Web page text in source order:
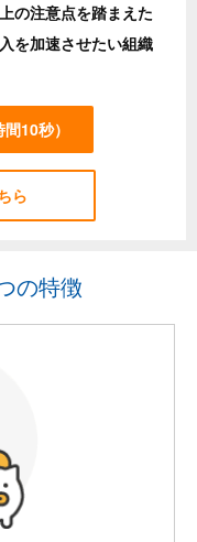
の注意点を踏まえた
を加速させたい組織
間10秒）
ら
の特徴